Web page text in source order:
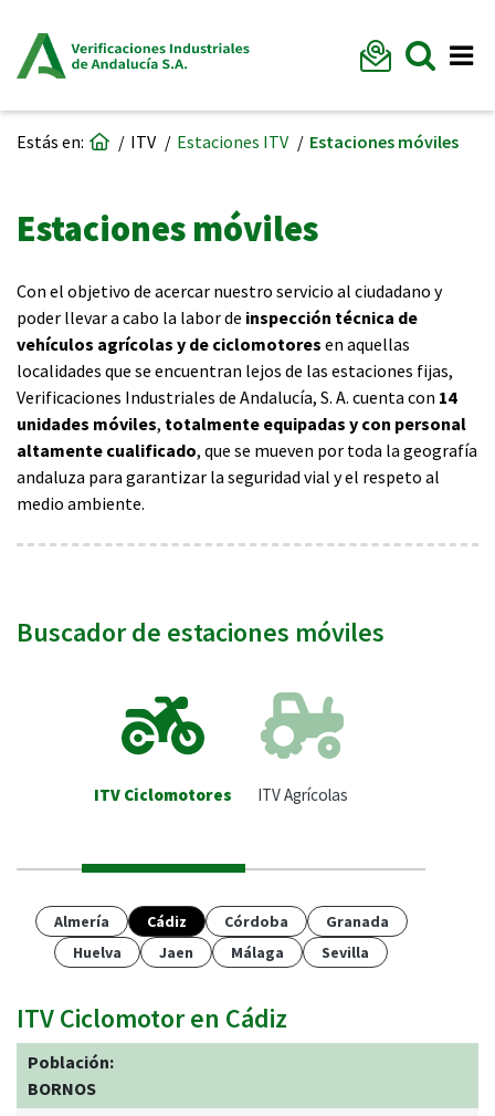
Estás en: Ir a página de inicio
ITV Estaciones ITV Estaciones móviles
Estaciones móviles
Con el objetivo de acercar nuestro servicio al ciudadano y
poder llevar a cabo la labor de inspección técnica de
vehículos agrícolas y de ciclomotores en aquellas
localidades que se encuentran lejos de las estaciones fijas,
Verificaciones Industriales de Andalucía, S. A. cuenta con 14
unidades móviles, totalmente equipadas y con personal
altamente cualificado, que se mueven por toda la geografía
andaluza para garantizar la seguridad vial y el respeto al
medio ambiente.
Buscador de estaciones móviles
ITV Ciclomotores ITV Agrícolas
Almería Cádiz Córdoba
Granada
Huelva
Jaen Málaga Sevilla
ITV Ciclomotoren Cádiz
Lista de estaciones moviles Ciclomotor en Ciclomotor
BORNOS